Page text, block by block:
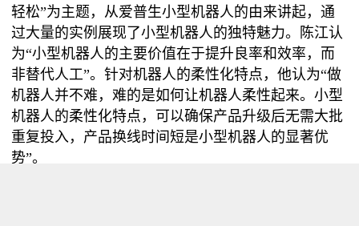
轻松”为主题，从爱普生小型机器人的由来讲起，通
过大量的实例展现了小型机器人的独特魅力。陈江认
为“小型机器人的主要价值在于提升良率和效率，而
非替代人工”。针对机器人的柔性化特点，他认为“做
机器人并不难，难的是如何让机器人柔性起来。小型
机器人的柔性化特点，可以确保产品升级后无需大批
重复投入，产品换线时间短是小型机器人的显著优
势”。